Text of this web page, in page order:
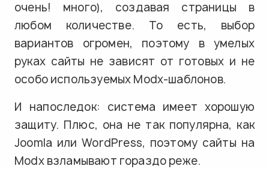
очень! много), создавая страницы в
любом количестве. То есть, выбор
вариантов огромен, поэтому в умелых
руках сайты не зависят от готовых и не
особо используемых Modx-шаблонов.
И напоследок: система имеет хорошую
защиту. Плюс, она не так популярна, как
Joomla или WordPress, поэтому сайты на
Modx взламывают гораздо реже.